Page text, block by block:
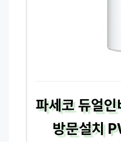
파세코 듀얼
방문설치